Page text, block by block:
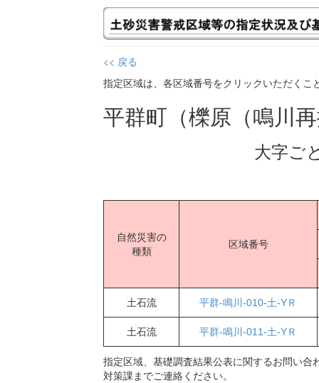
<< 戻る
指定区域は、各区域番号をクリックいただくこ
平群町（櫟原（鳴川
大字ご
土石流 平群-鳴川-010-土-YＲ
土石流 平群-鳴川-011-土-YＲ
自然災害の
種類
区域番号
指定区域、基礎調査結果公表に関するお問い
対策課までご連絡ください。